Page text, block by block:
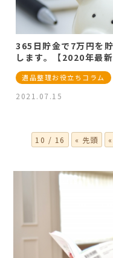
365日貯金で7万円を
します。【2020年最
遺品整理お役立ちコラム
2021.07.15
10 / 16 « 先頭 «